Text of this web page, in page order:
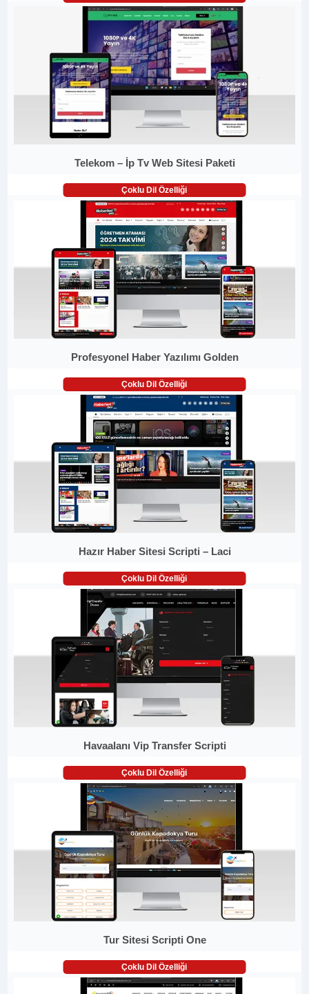
Telekom – İp Tv Web Sitesi Paketi
Çoklu Dil Özelliği
Profesyonel Haber Yazılımı Golden
Çoklu Dil Özelliği
Hazır Haber Sitesi Scripti – Laci
Çoklu Dil Özelliği
Havaalanı Vip Transfer Scripti
Çoklu Dil Özelliği
Tur Sitesi Scripti One
Çoklu Dil Özelliği